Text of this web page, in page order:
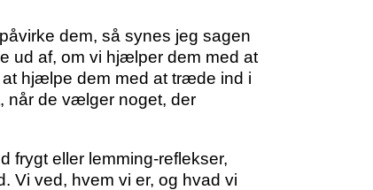
dem, så synes jeg sagen
ud af, om vi hjælper dem med at
hjælpe dem med at træde ind i
når de vælger noget, der
frygt eller lemming-reflekser,
Vi ved, hvem vi er, og hvad vi